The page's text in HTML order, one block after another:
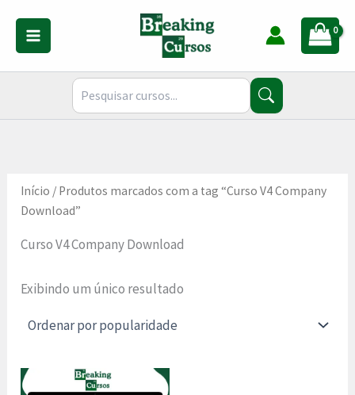
conteúdo
Início / Produtos marcados com a tag “Curso V4 Company
Download”
Curso V4 Company Download
Exibindo um único resultado